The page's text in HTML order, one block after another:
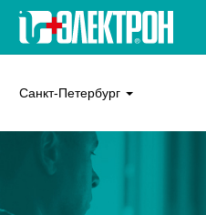
Санкт-Петербург